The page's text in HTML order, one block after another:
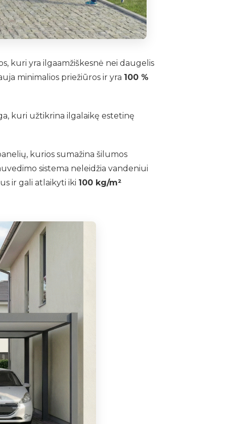
kuri yra ilgaamžiškesnė nei daugelis
minimalios priežiūros ir yra 100 %
kuri užtikrina ilgalaikę estetinę
kurios sumažina šilumos
sistema neleidžia vandeniui
ir gali atlaikyti iki 100 kg/m²